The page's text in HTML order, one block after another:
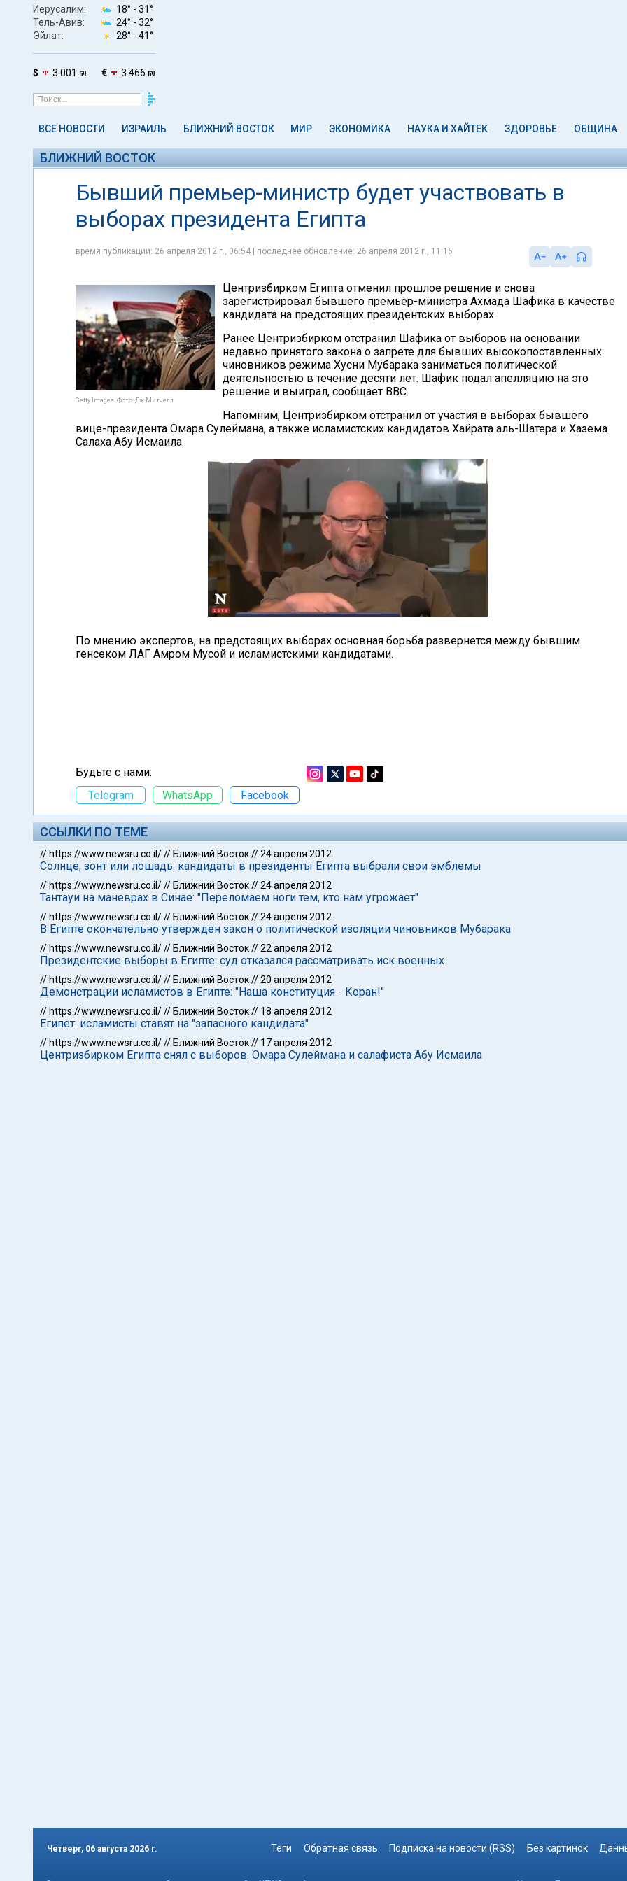
Иерусалим: 18° - 31°
Тель-Авив:
24° - 32°
Эйлат:
28° - 41°
$ 3.001 ₪ € 3.466 ₪
ВСЕ НОВОСТИ ИЗРАИЛЬ БЛИЖНИЙ ВОСТОК МИР ЭКОНОМИКА НАУКА И ХАЙТЕК ЗДОРОВЬЕ ОБЩИНА
БЛИЖНИЙ ВОСТОК
Бывший премьер-министр будет участвовать в
выборах президента Египта
время публикации: 26 апреля 2012 г., 06:54 | последнее обновление: 26 апреля 2012 г., 11:16
Getty Images. Фото: Дж.Митчелл
Центризбирком Египта отменил прошлое решение и снова
зарегистрировал бывшего премьер-министра Ахмада Шафика в качестве
кандидата на предстоящих президентских выборах.
Ранее Центризбирком отстранил Шафика от выборов на основании
недавно принятого закона о запрете для бывших высокопоставленных
чиновников режима Хусни Мубарака заниматься политической
деятельностью в течение десяти лет. Шафик подал апелляцию на это
решение и выиграл, сообщает ВВС.
Напомним, Центризбирком отстранил от участия в выборах бывшего
вице-президента Омара Сулеймана, а также исламистских кандидатов Хайрата аль-Шатера и Хазема
Салаха Абу Исмаила.
По мнению экспертов, на предстоящих выборах основная борьба развернется между бывшим
генсеком ЛАГ Амром Мусой и исламистскими кандидатами.
Будьте с нами:
Telegram
WhatsApp Facebook
ССЫЛКИ ПО ТЕМЕ
// https://www.newsru.co.il/// Ближний Восток//24 апреля 2012
Солнце, зонт или лошадь: кандидаты в президенты Египта выбрали свои эмблемы
// https://www.newsru.co.il/// Ближний Восток//24 апреля 2012
Тантауи на маневрах в Синае: "Переломаем ноги тем, кто нам угрожает"
// https://www.newsru.co.il/// Ближний Восток//24 апреля 2012
В Египте окончательно утвержден закон о политической изоляции чиновников Мубарака
// https://www.newsru.co.il/// Ближний Восток//22 апреля 2012
Президентские выборы в Египте: суд отказался рассматривать иск военных
// https://www.newsru.co.il/// Ближний Восток//20 апреля 2012
Демонстрации исламистов в Египте: "Наша конституция - Коран!"
// https://www.newsru.co.il/// Ближний Восток// 18 апреля 2012
Египет: исламисты ставят на "запасного кандидата"
// https://www.newsru.co.il/// Ближний Восток// 17 апреля 2012
Центризбирком Египта снял с выборов: Омара Сулеймана и салафиста Абу Исмаила
Четверг, 06 августа 2026 г. Теги Обратная связь Подписка на новости (RSS) Без картинок